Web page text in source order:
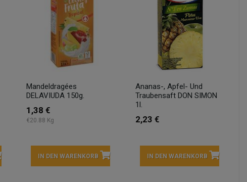
Mandeldragées
DELAVIUDA 150g.
1,38 €
€20.88 Kg
IN DEN WARENKORB
Ananas-, Apfel- Und
Traubensaft DON SIMON
1l.
2,23 €
IN DEN WARENKORB